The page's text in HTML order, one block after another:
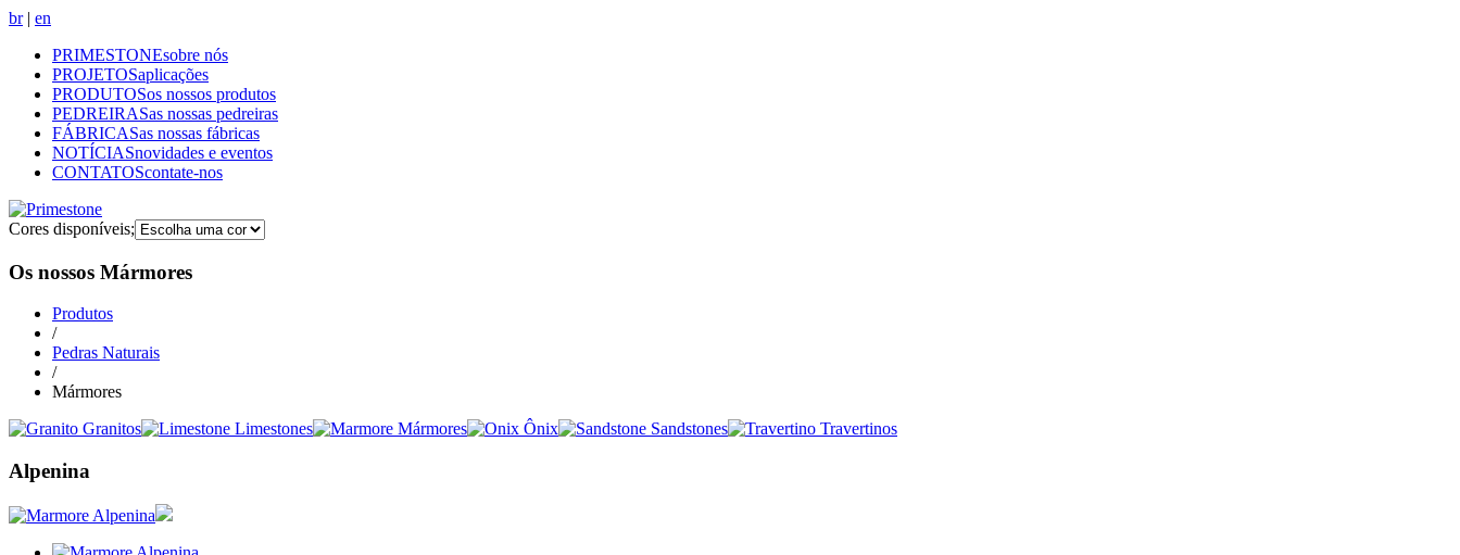
br| en
PRIMESTONEsobre nós
PROJETOSaplicações
PRODUTOSos nossos produtos
PEDREIRASas nossas pedreiras
FÁBRICASas nossas fábricas
NOTÍCIASnovidades e eventos
CONTATOScontate-nos
Cores disponíveis;
Os nossos Mármores
Produtos
/
Pedras Naturais
/
Mármores
Granitos
Limestones Mármores Ônix Sandstones Travertinos
Alpenina